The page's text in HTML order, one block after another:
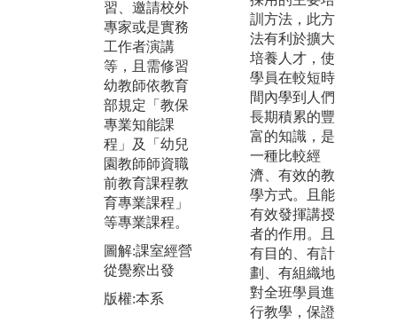
習、邀請校外
專家或是實務
工作者演講
等，且需修習
幼教師依教育
部規定「教保
專業知能課
程」及「幼兒
園教師師資職
前教育課程教
育專業課程」
等專業課程。
圖解:課室經營
從覺察出發
版權:本系
深入了解教師
專業角色。透
過實務演練，
學生將理論課
程與教學實務
結合，培養教
學敏感度與專
業能力，為未
來教育工作奠
定基礎。
圖解:至偏鄉帶
領幼兒營隊
版權:本系
訓方法，此方
法有利於擴大
培養人才，使
學員在較短時
間內學到人們
長期積累的豐
富的知識，是
一種比較經
濟、有效的教
學方式。且能
有效發揮講授
者的作用。且
有目的、有計
劃、有組織地
對全班學員進
行教學，保證